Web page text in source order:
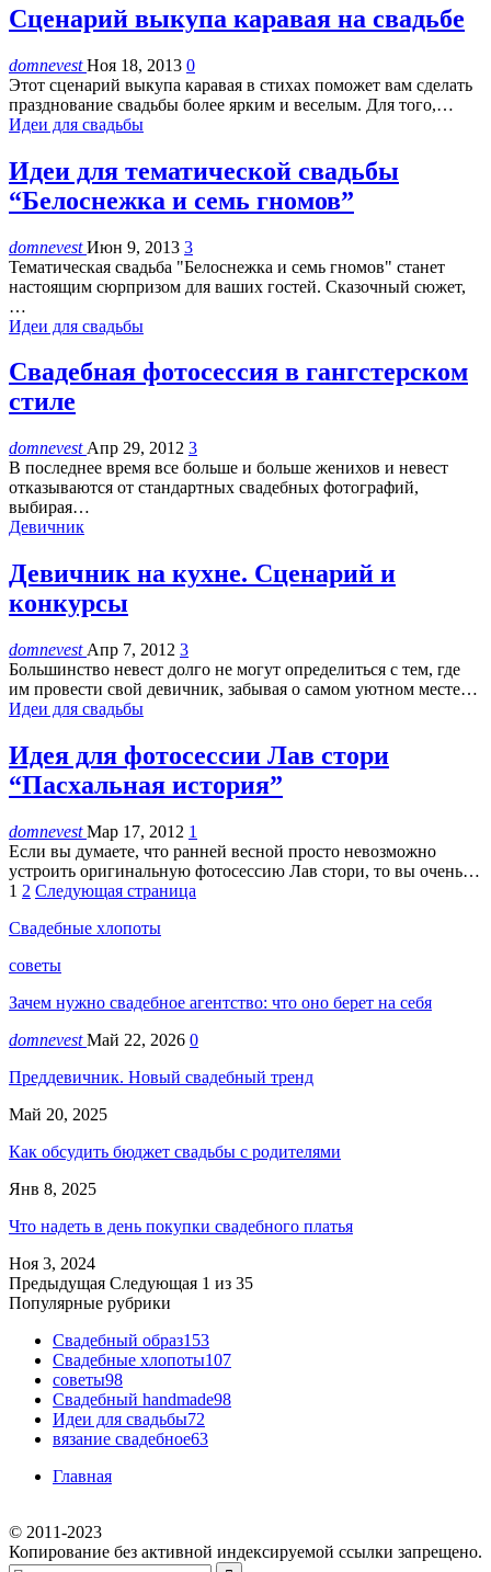
Сценарий выкупа каравая на свадьбе
domnevestНоя 18, 2013 0
Этот сценарий выкупа каравая в стихах поможет вам сделать
празднование свадьбы более ярким и веселым. Для того,…
Идеи для свадьбы
Идеи для тематической свадьбы
“Белоснежка и семь гномов”
domnevestИюн 9, 2013 3
Тематическая свадьба "Белоснежка и семь гномов" станет
настоящим сюрпризом для ваших гостей. Сказочный сюжет,
…
Идеи для свадьбы
Свадебная фотосессия в гангстерском
стиле
domnevest Апр 29, 2012 3
В последнее время все больше и больше женихов и невест
отказываются от стандартных свадебных фотографий,
выбирая…
Девичник
Девичник на кухне. Сценарий и
конкурсы
domnevest Апр 7, 2012 3
Большинство невест долго не могут определиться с тем, где
им провести свой девичник, забывая о самом уютном месте…
Идеи для свадьбы
Идея для фотосессии Лав стори
“Пасхальная история”
domnevestМар 17, 2012 1
Если вы думаете, что ранней весной просто невозможно
устроить оригинальную фотосессию Лав стори, то вы очень…
1 2 Следующая страница
Свадебные хлопоты
советы
Зачем нужно свадебное агентство: что оно берет на себя
domnevestМай 22, 2026 0
Преддевичник. Новый свадебный тренд
Май 20, 2025
Как обсудить бюджет свадьбы с родителями
Янв 8, 2025
Что надеть в день покупки свадебного платья
Ноя 3, 2024
Предыдущая Следующая 1 из 35
Популярные рубрики
Свадебный образ153
Свадебные хлопоты107
советы98
Свадебный handmade98
Идеи для свадьбы72
вязание свадебное63
Главная
© 2011-2023
Копирование без активной индексируемой ссылки запрещено.